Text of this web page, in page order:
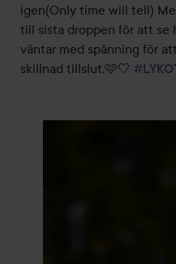
igen(Only time will tell)
till sista droppen för att se
väntar med spänning för
skillnad tillslut.🩷🤍